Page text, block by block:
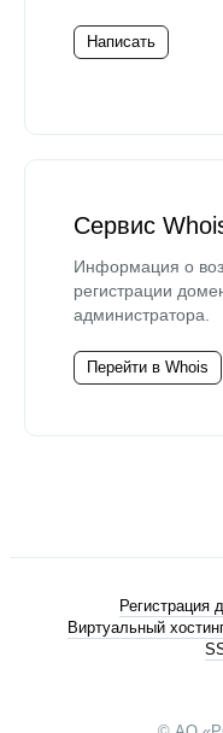
Написать
Сервис
Информация о
регистрации
администратора.
Перейти в Whois
Регистрация
Виртуальный